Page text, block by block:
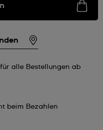
alle Bestellungen ab
beim Bezahlen